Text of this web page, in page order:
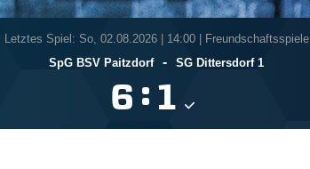
Letztes Spiel: So, 02.08.2026| 14:00 | Freundschaftsspiele
SpG BSV Paitzdorf
- SG Dittersdorf 1
 : 